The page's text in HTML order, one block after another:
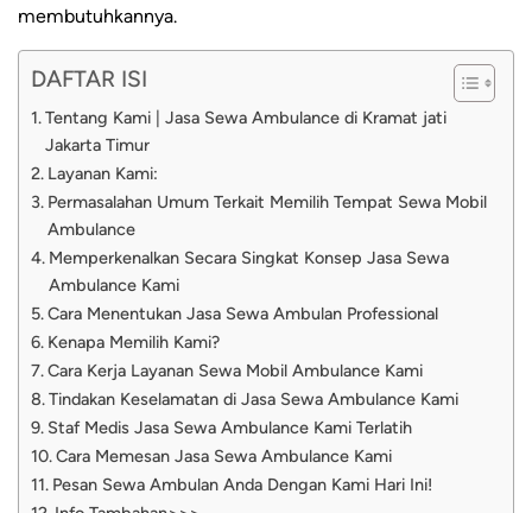
membutuhkannya.
DAFTAR ISI
Tentang Kami | Jasa Sewa Ambulance di Kramat jati
Jakarta Timur
Layanan Kami:
Permasalahan Umum Terkait Memilih Tempat Sewa Mobil
Ambulance
Memperkenalkan Secara Singkat Konsep Jasa Sewa
Ambulance Kami
Cara Menentukan Jasa Sewa Ambulan Professional
Kenapa Memilih Kami?
Cara Kerja Layanan Sewa Mobil Ambulance Kami
Tindakan Keselamatan di Jasa Sewa Ambulance Kami
Staf Medis Jasa Sewa Ambulance Kami Terlatih
Cara Memesan Jasa Sewa Ambulance Kami
Pesan Sewa Ambulan Anda Dengan Kami Hari Ini!